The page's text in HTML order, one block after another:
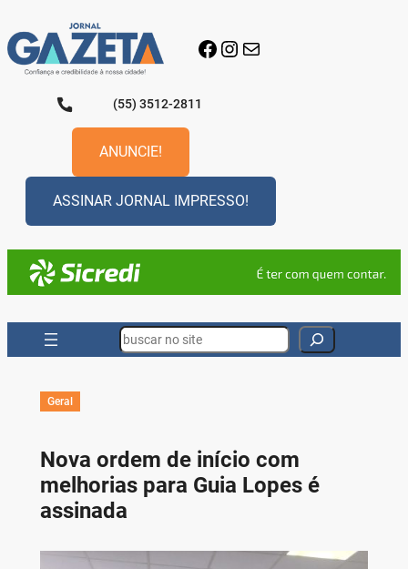
para
o
conteúdo
Facebook
Instagram
E-mail
(55) 3512-2811
ANUNCIE!
ASSINAR JORNAL IMPRESSO!
Search
Geral
Nova ordem de início com
melhorias para Guia Lopes é
assinada